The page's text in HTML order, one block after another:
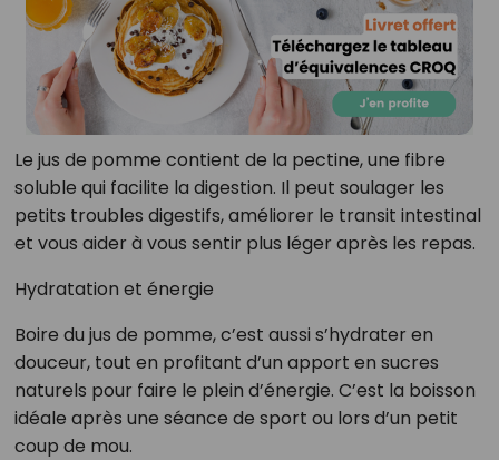
Le jus de pomme contient de la pectine, une fibre
soluble qui facilite la digestion. Il peut soulager les
petits troubles digestifs, améliorer le transit intestinal
et vous aider à vous sentir plus léger après les repas.
Hydratation et énergie
Boire du jus de pomme, c’est aussi s’hydrater en
douceur, tout en profitant d’un apport en sucres
naturels pour faire le plein d’énergie. C’est la boisson
idéale après une séance de sport ou lors d’un petit
coup de mou.